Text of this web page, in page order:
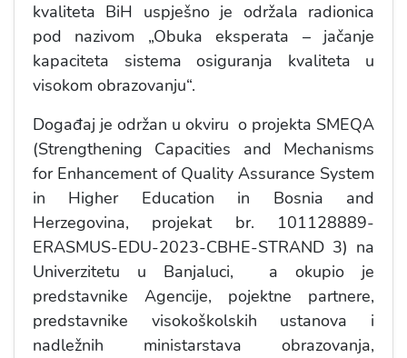
kvaliteta BiH uspješno je održala radionica
pod nazivom „Obuka eksperata – jačanje
kapaciteta sistema osiguranja kvaliteta u
visokom obrazovanju“.
Događaj je održan u okviru o projekta SMEQA
(Strengthening Capacities and Mechanisms
for Enhancement of Quality Assurance System
in Higher Education in Bosnia and
Herzegovina, projekat br. 101128889-
ERASMUS-EDU-2023-CBHE-STRAND 3) na
Univerzitetu u Banjaluci, a okupio je
predstavnike Agencije, pojektne partnere,
predstavnike visokoškolskih ustanova i
nadležnih ministarstava obrazovanja,